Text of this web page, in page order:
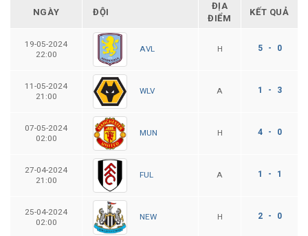
NGÀY ĐỘI
ĐỊA
ĐIỂM
KẾT QUẢ
19-05-2024
22:00
AVL H 5 - 0
11-05-2024
21:00
WLV A 1 - 3
07-05-2024
02:00
MUN H 4 - 0
27-04-2024
21:00
FUL A 1 - 1
25-04-2024
02:00
NEW H 2 - 0